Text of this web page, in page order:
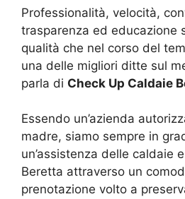
Professionalità, velocità,
trasparenza ed educazione
qualità che nel corso del
una delle migliori ditte sul
parla di Check Up Caldaie
Essendo un’azienda
madre, siamo sempre in
un’assistenza delle caldaie
Beretta attraverso un
prenotazione volto a